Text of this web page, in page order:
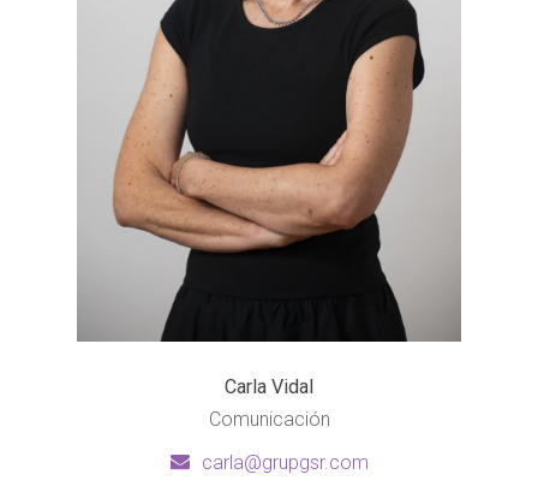
Carla Vidal
Comunicación
carla@grupgsr.com